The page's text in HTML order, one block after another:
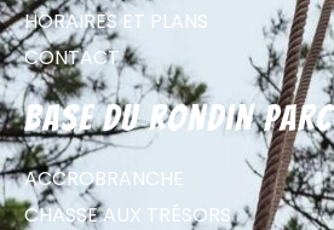
HORAIRES ET PLANS
CONTACT
Base du Rondin parc
ACCROBRANCHE
CHASSE AUX TRÉSORS